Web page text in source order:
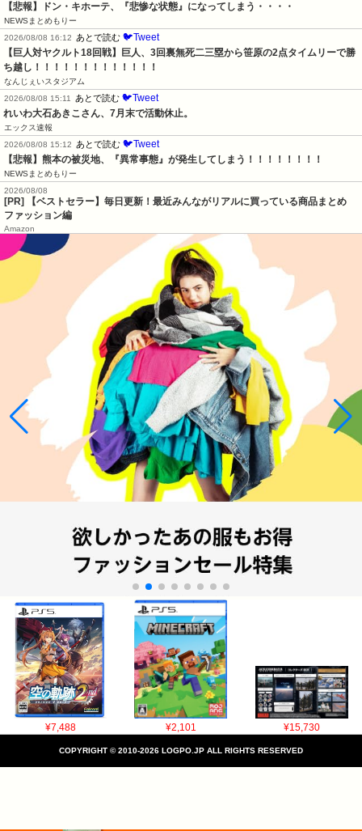
【悲報】ドン・キホーテ、『悲惨な状態』になってしまう・・・・
NEWSまとめもりー
2026/08/08 16:12
あとで読む 🐦Tweet
【巨人対ヤクルト18回戦】巨人、3回裏無死二三塁から笹原の2点タイムリーで勝
ち越し！！！！！！！！！！！！！
なんじぇいスタジアム
2026/08/08 15:11
あとで読む 🐦Tweet
れいわ大石あきこさん、7月末で活動休止。
エックス速報
2026/08/08 15:12
あとで読む 🐦Tweet
【悲報】熊本の被災地、『異常事態』が発生してしまう！！！！！！！！
NEWSまとめもりー
2026/08/08
[PR] 【ベストセラー】毎日更新！最近みんながリアルに買っている商品まとめ
ファッション編
Amazon
¥7,488 ¥2,101 ¥15,730
COPYRIGHT © 2010-2026 LOGPO.JP ALL RIGHTS RESERVED